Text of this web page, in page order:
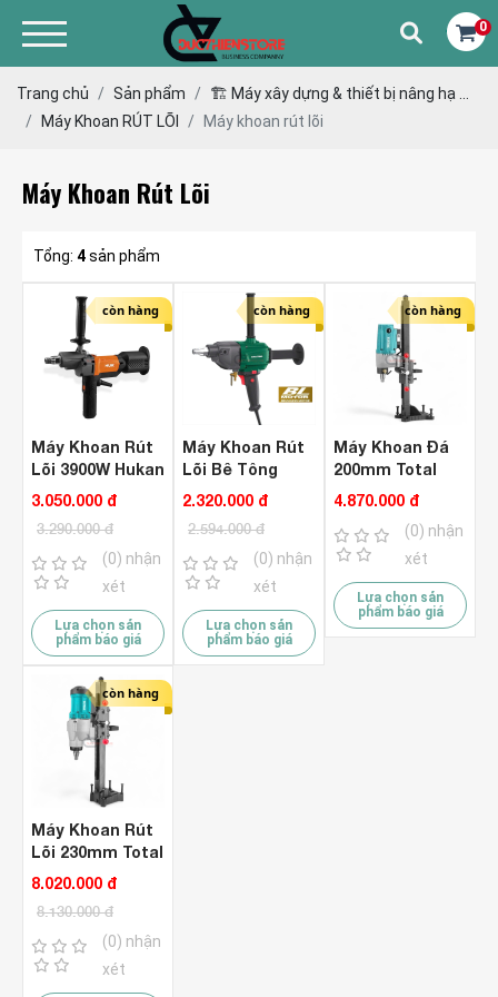
0
Trang chủ Sản phẩm
🏗 Máy xây dựng & thiết bị nâng hạ ...
Máy Khoan RÚT LÕI
Máy khoan rút lõi
Máy Khoan Rút Lõi
Tổng: 4sản phẩm
còn hàng
Máy Khoan Rút
Lõi 3900W Hukan
G3-KRL178BL (
Antikick Back )
3.050.000 đ
3.290.000 đ
(0) nhận
xét
Lựa chọn sản
phẩm báo giá
còn hàng
Máy Khoan Rút
Lõi Bê Tông
Amaxtools
AC Brushless )
2.320.000 đ
2.594.000 đ
(0) nhận
xét
Lựa chọn sản
phẩm báo giá
còn hàng
Máy Khoan Đá
200mm Total
TDDM28001
4.870.000 đ
(0) nhận
xét
Lựa chọn sản
phẩm báo giá
còn hàng
Máy Khoan Rút
Lõi 230mm Total
TDDM38001
8.020.000 đ
8.130.000 đ
(0) nhận
xét